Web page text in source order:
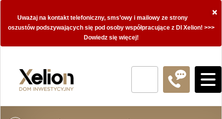
×
Uważaj na kontakt telefoniczny, sms’owy i mailowy ze strony
oszustów podszywających się pod osoby współpracujące z DI Xelion! >>>
Dowiedz się więcej!